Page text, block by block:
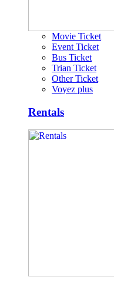
Movie Ticket
Event Ticket
Bus Ticket
Trian Ticket
Other Ticket
Voyez plus
Rentals